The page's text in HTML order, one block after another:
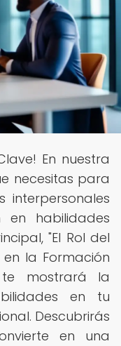
En nuestra
necesitas para
interpersonales
habilidades
"El Rol del
la Formación
te mostrará la
en tu
Descubrirás
en una